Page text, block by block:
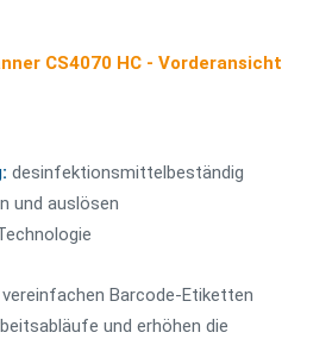
desinfektionsmittelbeständig
und auslösen
Barcode-Etiketten
und erhöhen die